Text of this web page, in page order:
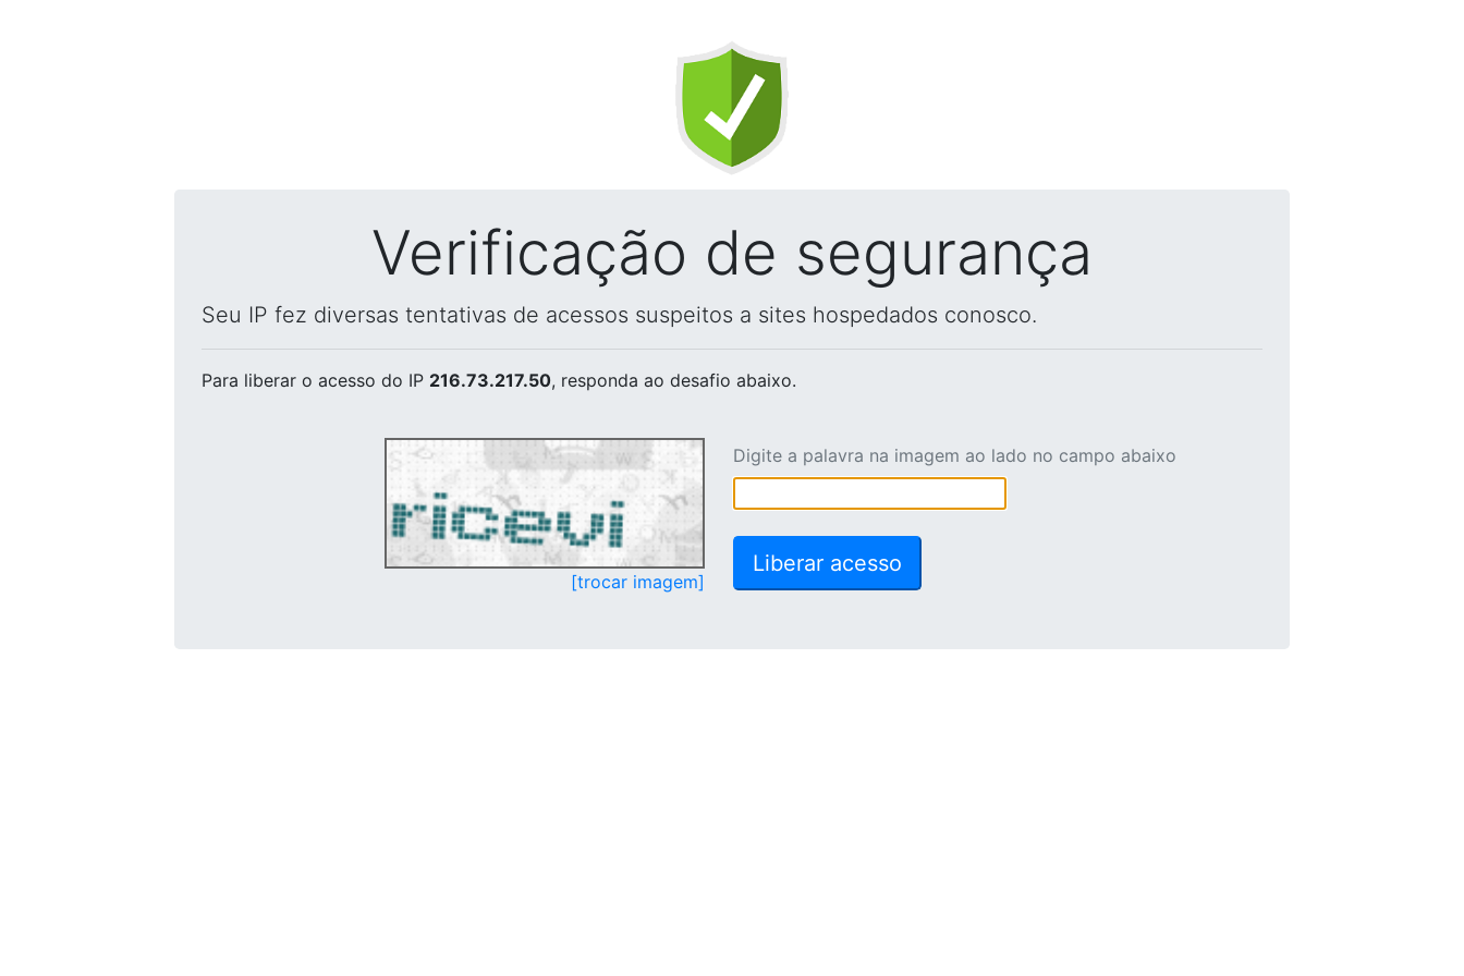
Verificação de segurança
Seu IP fez diversas tentativas de acessos suspeitos a sites hospedados conosco.
Para liberar o acesso do IP 216.73.217.50, responda ao desafio abaixo.
[trocar imagem]
Digite a palavra na imagem ao lado no campo abaixo